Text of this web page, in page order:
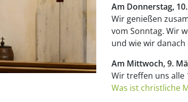
Am Donnerstag,
Wir genießen
vom Sonntag. Wir
und wie wir
Am Mittwoch, 9.
Wir treffen uns alle
Was ist christliche